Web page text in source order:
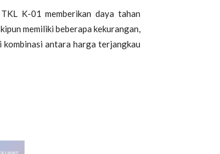
K-01 memberikan daya tahan
memiliki beberapa kekurangan,
antara harga terjangkau